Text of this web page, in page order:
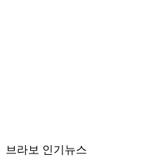
브라보 인기뉴스